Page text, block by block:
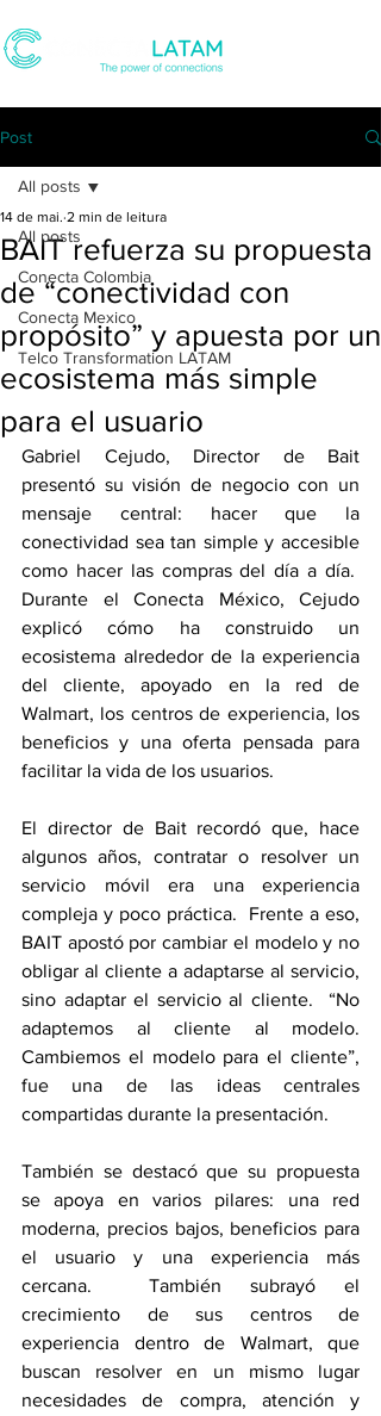
Post
All posts
Conecta Colombia
Conecta Mexico
Telco Transformation LATAM
All posts
BAIT refuerza su propuesta
de “conectividad con
propósito” y apuesta por un
ecosistema más simple
para el usuario
14 de mai. 2 min de leitura
Gabriel Cejudo, Director de Bait
presentó su visión de negocio con un
mensaje central: hacer que la
conectividad sea tan simple y accesible
como hacer las compras del día a día.
Durante el Conecta México, Cejudo
explicó cómo ha construido un
ecosistema alrededor de la experiencia
del cliente, apoyado en la red de
Walmart, los centros de experiencia, los
beneficios y una oferta pensada para
facilitar la vida de los usuarios.
El director de Bait recordó que, hace
algunos años, contratar o resolver un
servicio móvil era una experiencia
compleja y poco práctica.  Frente a eso,
BAIT apostó por cambiar el modelo y no
obligar al cliente a adaptarse al servicio,
sino adaptar el servicio al cliente.  “No
adaptemos al cliente al modelo.
Cambiemos el modelo para el cliente”,
fue una de las ideas centrales
compartidas durante la presentación.
También se destacó que su propuesta
se apoya en varios pilares: una red
moderna, precios bajos, beneficios para
el usuario y una experiencia más
cercana.  También subrayó el
crecimiento de sus centros de
experiencia dentro de Walmart, que
buscan resolver en un mismo lugar
necesidades de compra, atención y